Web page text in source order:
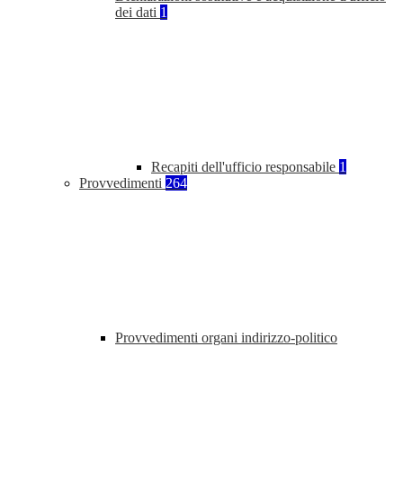
dei dati 1
Recapiti dell'ufficio responsabile 1
Provvedimenti 264
Provvedimenti organi indirizzo-politico